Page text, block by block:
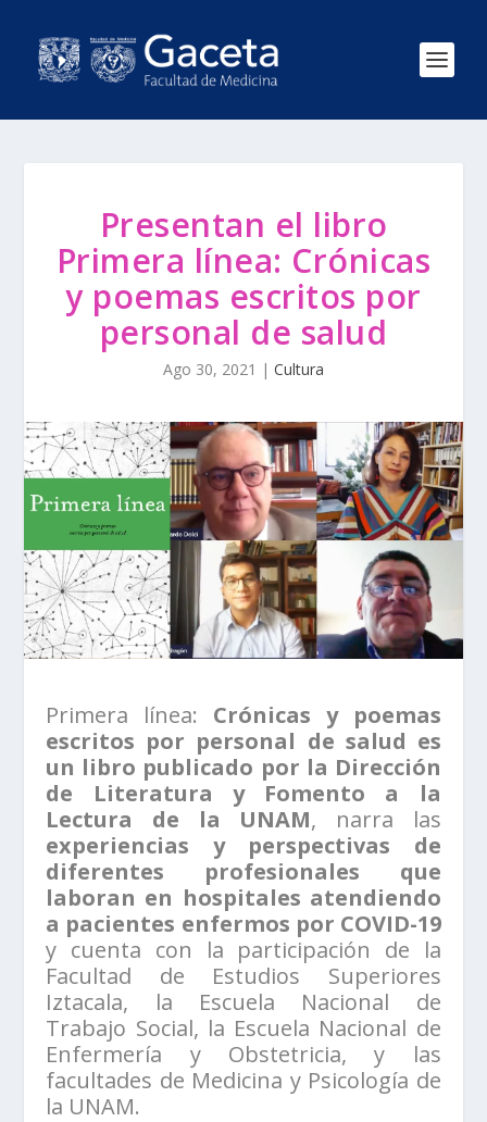
Presentan el libro
Primera línea: Crónicas
y poemas escritos por
personal de salud
Ago 30, 2021 | Cultura
Primera línea: Crónicas y poemas
escritos por personal de salud es
un libro publicado por la Dirección
de Literatura y Fomento a la
Lectura de la UNAM, narra las
experiencias y perspectivas de
diferentes profesionales que
laboran en hospitales atendiendo
a pacientes enfermos por COVID-19
y cuenta con la participación de la
Facultad de Estudios Superiores
Iztacala, la Escuela Nacional de
Trabajo Social, la Escuela Nacional de
Enfermería y Obstetricia, y las
facultades de Medicina y Psicología de
la UNAM.